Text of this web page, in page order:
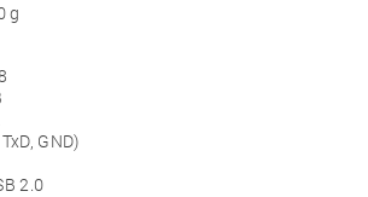
g
GND)
2.0